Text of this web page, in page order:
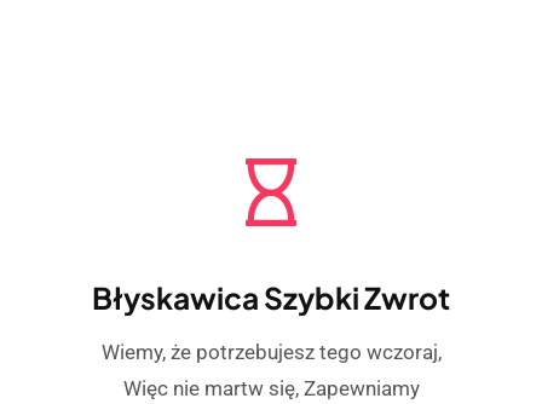
Błyskawica Szybki Zwrot
Wiemy, że potrzebujesz tego wczoraj,
Więc nie martw się, Zapewniamy